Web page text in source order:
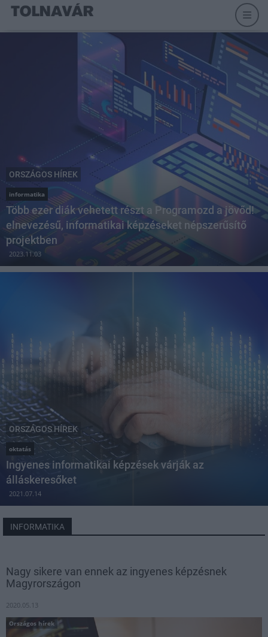
ORSZÁGOS HÍREK
informatika
Több ezer diák vehetett részt a Programozd a jövőd!
elnevezésű, informatikai képzéseket népszerűsítő
projektben
2023.11.03
ORSZÁGOS HÍREK
oktatás
Ingyenes informatikai képzések várják az
álláskeresőket
2021.07.14
INFORMATIKA
Nagy sikere van ennek az ingyenes képzésnek
Magyrországon
2020.05.13
Országos hírek